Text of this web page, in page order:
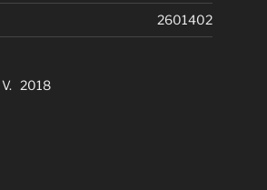
2601402
V. 2018